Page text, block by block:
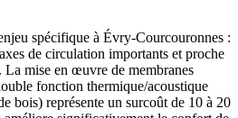
spécifique à Évry-Courcouronnes :
de circulation importants et proche
mise en œuvre de membranes
fonction thermique/acoustique
bois) représente un surcoût de 10 à 20